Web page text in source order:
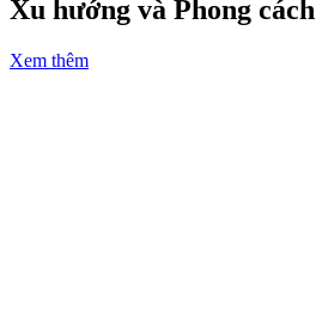
Xu hướng và Phong cách
Xem thêm